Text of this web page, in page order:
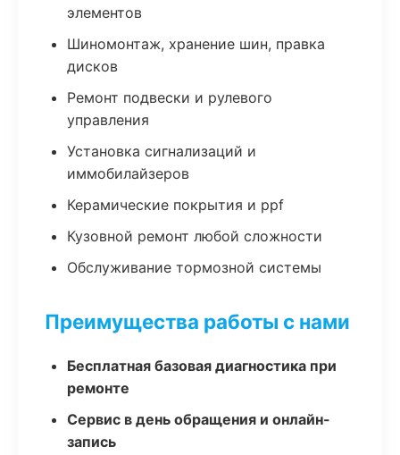
элементов
Шиномонтаж, хранение шин, правка
дисков
Ремонт подвески и рулевого
управления
Установка сигнализаций и
иммобилайзеров
Керамические покрытия и ppf
Кузовной ремонт любой сложности
Обслуживание тормозной системы
Преимущества работы с нами
Бесплатная базовая диагностика при
ремонте
Сервис в день обращения и онлайн-
запись